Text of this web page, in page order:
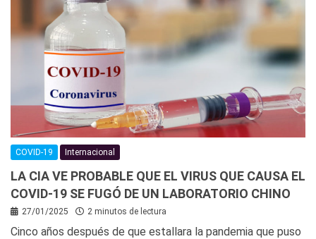
COVID-19 Internacional
LA CIA VE PROBABLE QUE EL VIRUS QUE CAUSA EL
COVID-19 SE FUGÓ DE UN LABORATORIO CHINO
27/01/2025 2 minutos de lectura
Cinco años después de que estallara la pandemia que puso